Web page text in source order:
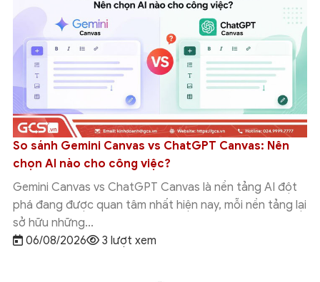
Cập nhật tính năng mới của Google Workspace
trong tuần 27/07 – 31/07/2026
Trong tuần 27/07 - 31/07/2026, Google tiếp tục bổ sung
nhiều tính năng mới của Google Workspace nhằm tối ưu
cách người dùng làm việc,...
05/08/2026
12 lượt xem